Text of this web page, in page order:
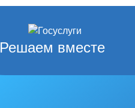
Решаем вместе